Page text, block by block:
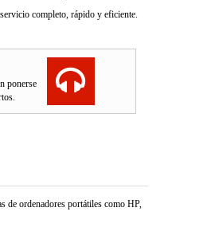
completo, rápido y eficiente.
ponerse
de ordenadores portátiles como HP,